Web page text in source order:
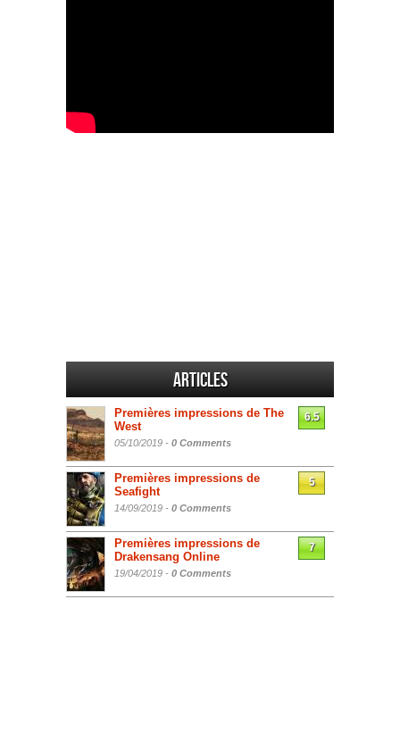
Articles
Premières impressions de The
West
05/10/2019 - 0 Comments
6.5
Premières impressions de
Seafight
14/09/2019 - 0 Comments
5
Premières impressions de
Drakensang Online
19/04/2019 - 0 Comments
7